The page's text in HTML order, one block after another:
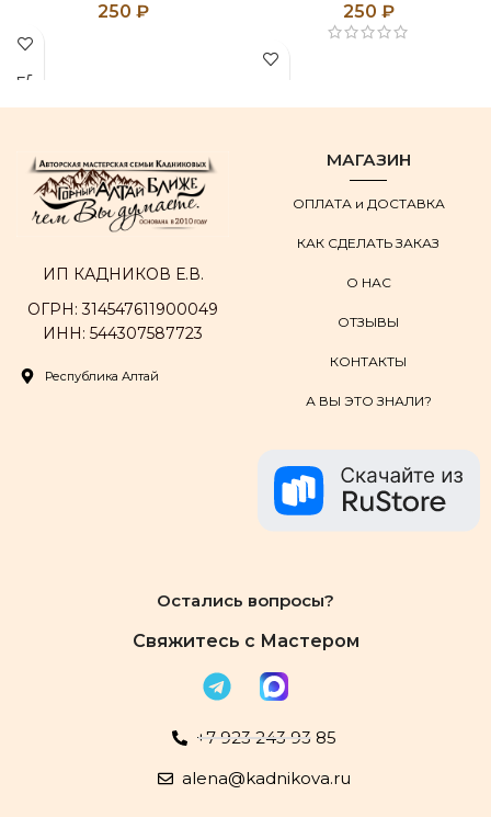
250 ₽ 250 ₽
ИП КАДНИКОВ Е.В.
ОГРН: 314547611900049
ИНН: 544307587723
Республика Алтай
МАГАЗИН
ОПЛАТА и ДОСТАВКА
КАК СДЕЛАТЬ ЗАКАЗ
О НАС
ОТЗЫВЫ
КОНТАКТЫ
А ВЫ ЭТО ЗНАЛИ?
Остались вопросы?
Свяжитесь с Мастером
+7 923 243 93 85
alena@kadnikova.ru